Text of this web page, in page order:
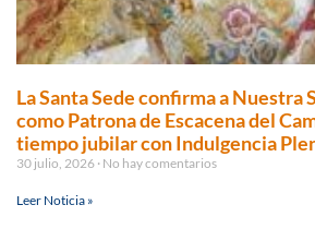
La Santa Sede confirma a Nuestra
como Patrona de Escacena del
tiempo jubilar con Indulgencia
30 julio, 2026 No hay comentarios
Leer Noticia »